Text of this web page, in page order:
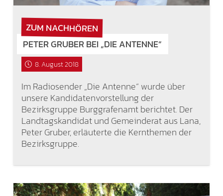
ZUM NACHHÖREN
PETER GRUBER BEI „DIE ANTENNE“
8. August 2018
Im Radiosender „Die Antenne“ wurde über
unsere Kandidatenvorstellung der
Bezirksgruppe Burggrafenamt berichtet. Der
Landtagskandidat und Gemeinderat aus Lana,
Peter Gruber, erläuterte die Kernthemen der
Bezirksgruppe.